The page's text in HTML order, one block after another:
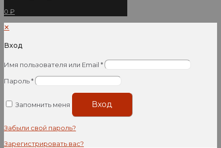
0 ₽
✕
Вход
Имя пользователя или Email *
Пароль*
Запомнить меня Вход
Забыли свой пароль?
Зарегистрировать вас?